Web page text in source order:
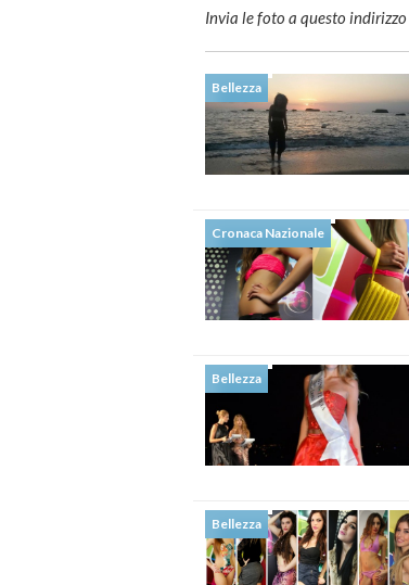
Invia le foto a questo indirizzo
Bellezza
Cronaca Nazionale
Bellezza
Bellezza